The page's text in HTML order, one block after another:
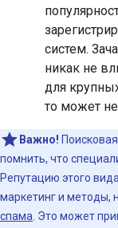
систем.
никак не
для
то может
Важно!
помнить, что
Репутацию этого
маркетинг и
спама . Это может